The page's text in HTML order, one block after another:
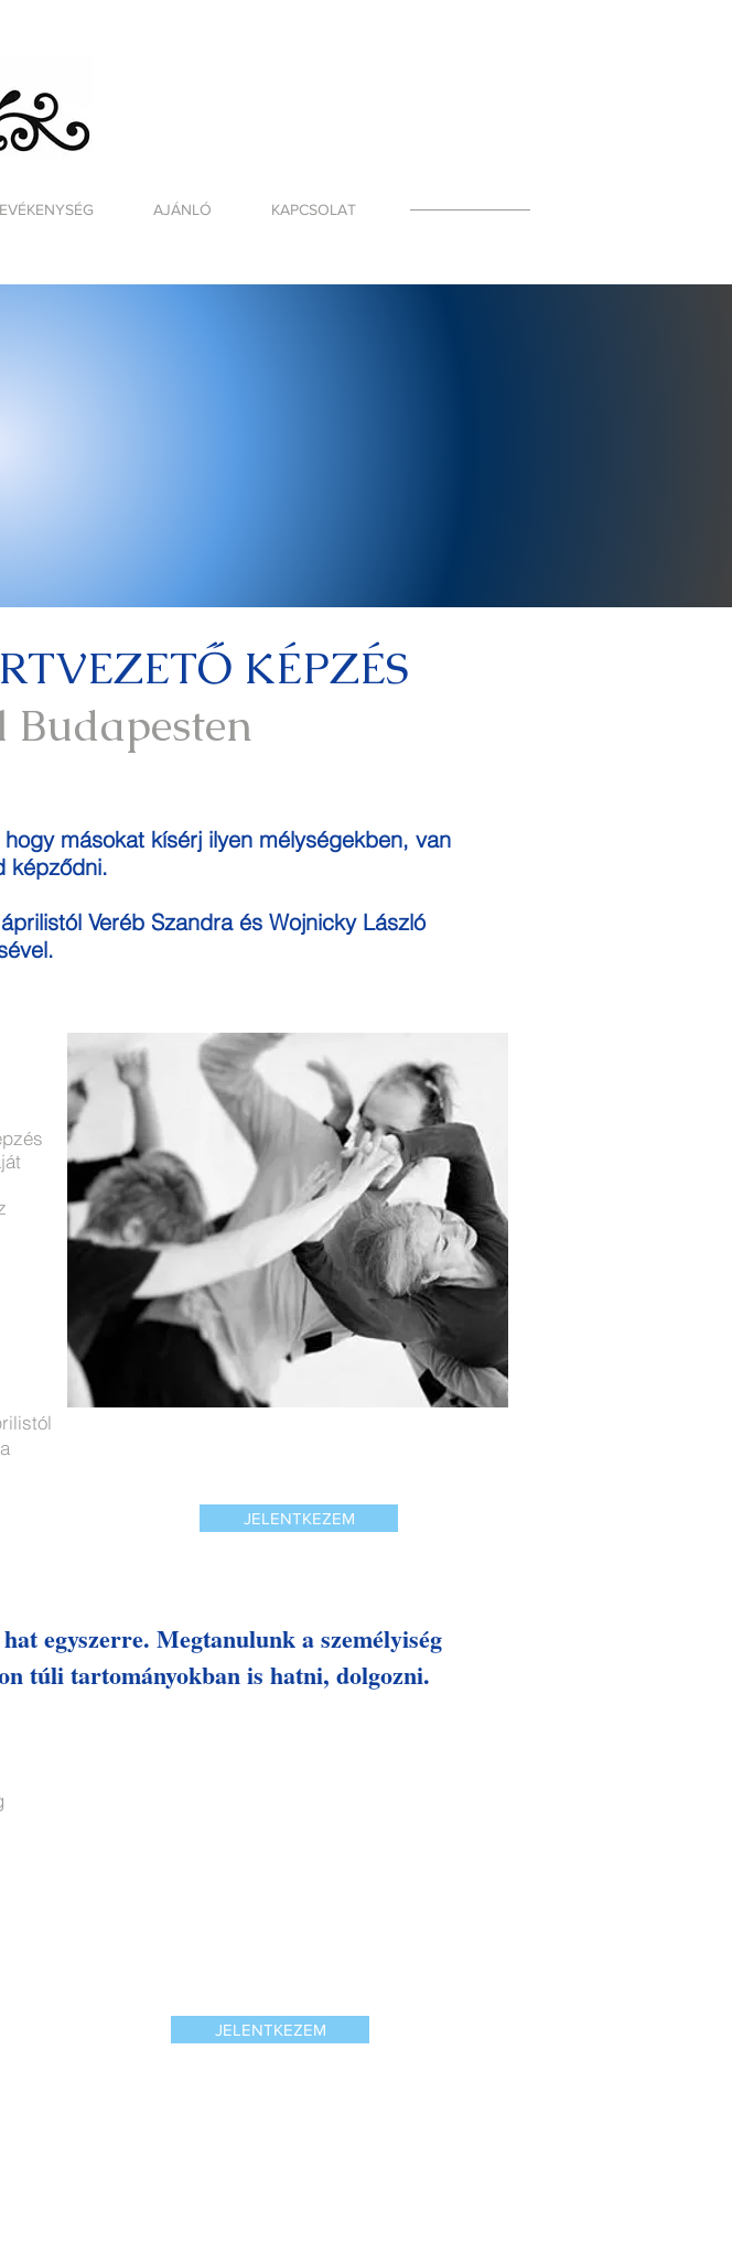
AJÁNLÓ KAPCSOLAT
KÉPZÉS
Budapesten
másokat kísérj ilyen mélységekben, van
képződni.
Veréb Szandra és Wojnicky László
JELENTKEZEM
egyszerre. Megtanulunk a személyiség
túli tartományokban is hatni, dolgozni.
JELENTKEZEM